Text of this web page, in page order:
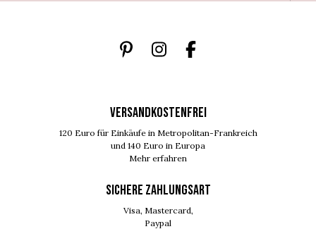
VERSANDKOSTENFREI
120 Euro für Einkäufe in Metropolitan-Frankreich
und 140 Euro in Europa
Mehr erfahren
SICHERE ZAHLUNGSART
Visa, Mastercard,
Paypal